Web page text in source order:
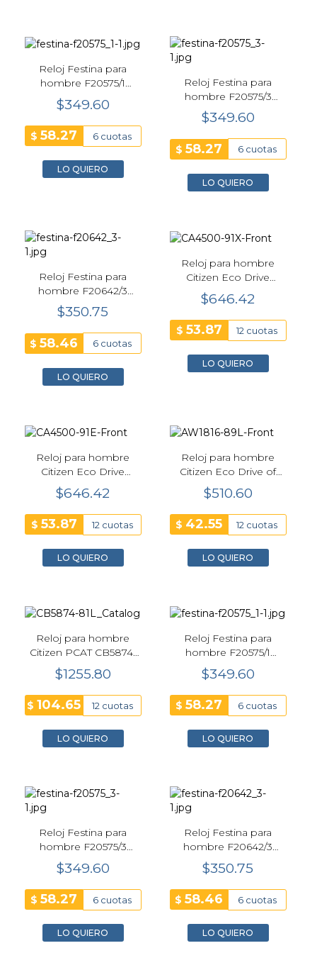
Reloj Festina para
hombre F20575/1
Ceramic 44mm Blanco
$349.60
$58.27 6 cuotas
LO QUIERO
Reloj Festina para
hombre F20575/3
Ceramic 44mm Negro
$349.60
$58.27 6 cuotas
LO QUIERO
Reloj Festina para
hombre F20642/3
Chrono Bike 47 mm
Negro
$350.75
$58.46 6 cuotas
LO QUIERO
Reloj para hombre
Citizen Eco Drive
chrono aviation verde
CA4500-91X
$646.42
$ 53.87 12 cuotas
LO QUIERO
Reloj para hombre
Citizen Eco Drive
chrono aviation negro
CA4500-91E
$646.42
$ 53.87 12 cuotas
LO QUIERO
Reloj para hombre
Citizen Eco Drive of
marine verde - AW1816-
89L
$510.60
$ 42.55 12 cuotas
LO QUIERO
Reloj para hombre
Citizen PCAT CB5874-
81L Unite with Blue 43
mm, Cronógrafo
Atómico Eco-Drive
$1255.80
$104.65 12 cuotas
LO QUIERO
Reloj Festina para
hombre F20575/1
Ceramic 44mm Blanco
$349.60
$58.27 6 cuotas
LO QUIERO
Reloj Festina para
hombre F20575/3
Ceramic 44mm Negro
$349.60
$58.27 6 cuotas
LO QUIERO
Reloj Festina para
hombre F20642/3
Chrono Bike 47 mm
Negro
$350.75
$58.46 6 cuotas
LO QUIERO